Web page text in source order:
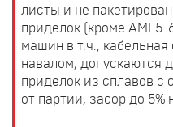
листы и не
приделок (кроме АМГ5-
машин в т.ч., кабельная
навалом, допускаются
приделок из сплавов с
от партии, засор до 5%